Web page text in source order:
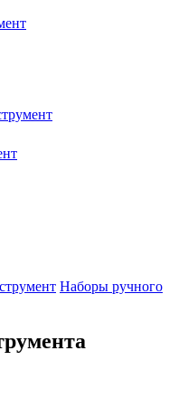
Наборы ручного